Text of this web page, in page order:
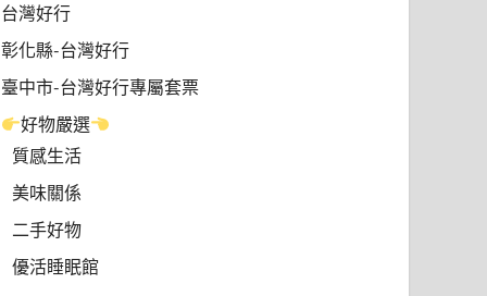
台灣好行
彰化縣-台灣好行
臺中市-台灣好行專屬套票
好物嚴選
質感生活
美味關係
二手好物
優活睡眠館